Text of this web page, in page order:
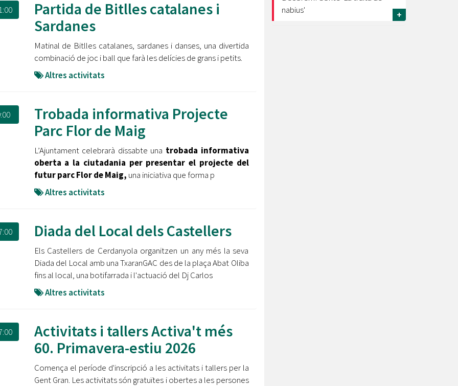
Partida de Bitlles catalanes i
Sardanes
Matinal de Bitlles catalanes, sardanes i danses, una divertida
combinació de joc i ball que farà les delícies de grans i petits.
Altres activitats
Trobada informativa Projecte
Parc Flor de Maig
L’Ajuntament celebrarà dissabte una trobada informativa
oberta a la ciutadania per presentar el projecte del
futur parc Flor de Maig, una iniciativa que forma p
Altres activitats
Diada del Local dels Castellers
Els Castellers de Cerdanyola organitzen un any més la seva
Diada del Local amb una TxaranGAC des de la plaça Abat Oliba
fins al local, una botifarrada i l'actuació del Dj Carlos
Altres activitats
Activitats i tallers Activa't més
60. Primavera-estiu 2026
Comença el període d'inscripció a les activitats i tallers per la
Gent Gran. Les activitats són gratuïtes i obertes a les persones
nabius'
+